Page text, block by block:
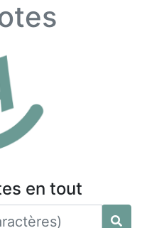
en tout